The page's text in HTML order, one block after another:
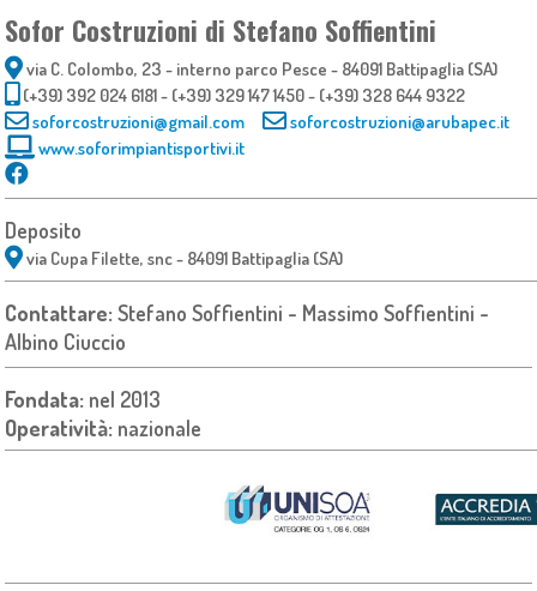
Sofor Costruzioni di Stefano Soffientini
via C. Colombo, 23 - interno parco Pesce - 84091 Battipaglia (SA)
(+39) 392 024 6181 - (+39) 329 147 1450 - (+39) 328 644 9322
soforcostruzioni@gmail.com
soforcostruzioni@arubapec.it
www.soforimpiantisportivi.it
Deposito
via Cupa Filette, snc - 84091 Battipaglia (SA)
Contattare:Stefano Soffientini - Massimo Soffientini -
Albino Ciuccio
Fondata: nel 2013
Operatività: nazionale